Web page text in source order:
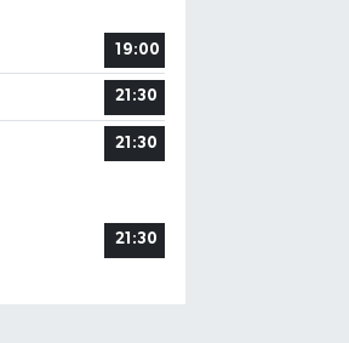
19:00
21:30
21:30
21:30